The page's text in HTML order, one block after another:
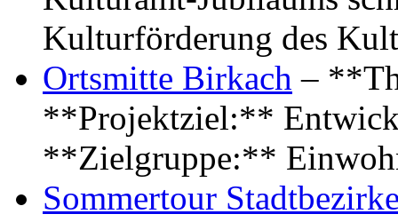
Kulturförderung des
Ortsmitte Birkach –
**Projektziel:**
**Zielgruppe:**
Sommertour